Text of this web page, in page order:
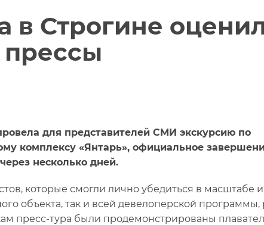
в Строгине
прессы
для представителей СМИ экскурсию по
комплексу «Янтарь», официальное
несколько дней.
которые смогли лично убедиться в масштабе и
объекта, так и всей девелоперской
пресс-тура были продемонстрированы